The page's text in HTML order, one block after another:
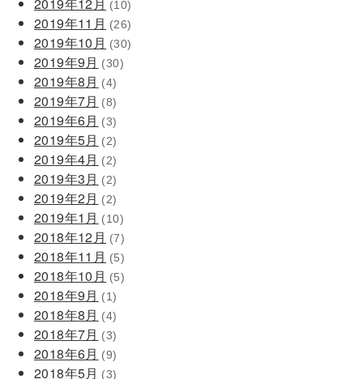
(10)
2019年11月 (26)
2019年10月 (30)
2019年9月 (30)
2019年8月 (4)
2019年7月 (8)
2019年6月 (3)
2019年5月 (2)
2019年4月 (2)
2019年3月 (2)
2019年2月 (2)
2019年1月 (10)
2018年12月 (7)
2018年11月 (5)
2018年10月 (5)
2018年9月 (1)
2018年8月 (4)
2018年7月 (3)
2018年6月 (9)
2018年5月 (3)